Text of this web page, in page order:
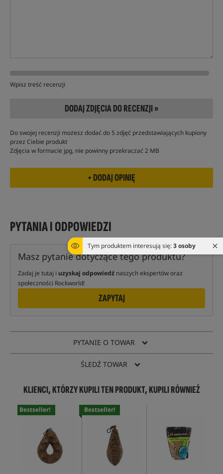
Tym produktem interesują się:3 osoby
Wpisz treść recenzji
DODAJ ZDJĘCIA DO RECENZJI »
Do swojej recenzji możesz dodać do 5 zdjęć przedstawiających kupiony
przez Ciebie produkt
Zdjęcia w formacie jpg, nie powinny przekraczać 2 MB
PYTANIA I ODPOWIEDZI
Masz pytanie dotyczące tego produktu?
Zadaj je tutaj i uzyskaj odpowiedź naszych ekspertów oraz
społeczności Rockworld!
ZAPYTAJ
PYTANIE O TOWAR
ŚLEDŹ TOWAR
KLIENCI, KTÓRZY KUPILI TEN PRODUKT, KUPILI RÓWNIEŻ
Bestseller! Bestseller!